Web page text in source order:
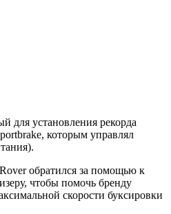
для установления рекорда
которым управлял
обратился за помощью к
чтобы помочь бренду
скорости буксировки